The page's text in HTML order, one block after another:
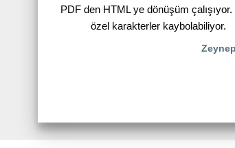
PDF den HTML ye dönüşüm çalışıyor.
özel karakterler kaybolabiliyor.